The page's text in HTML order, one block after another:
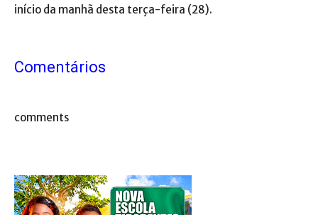
início da manhã desta terça-feira (28).
Comentários
comments